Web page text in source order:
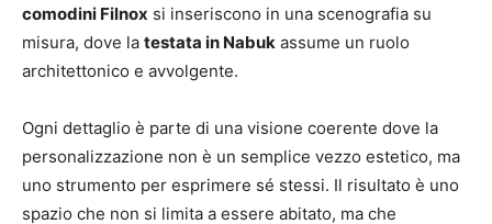
comodini Filnox si inseriscono in una scenografia su
misura, dove la testata in Nabuk assume un ruolo
architettonico e avvolgente.
Ogni dettaglio è parte di una visione coerente dove la
personalizzazione non è un semplice vezzo estetico, ma
uno strumento per esprimere sé stessi. Il risultato è uno
spazio che non si limita a essere abitato, ma che